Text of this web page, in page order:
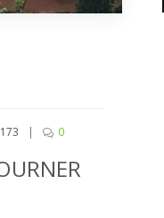
| 0